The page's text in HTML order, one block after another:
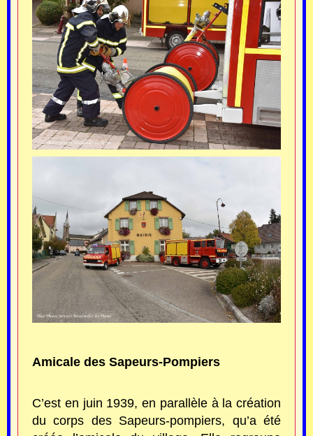
Amicale des Sapeurs-Pompiers
C’est en juin 1939, en parallèle à la création
du corps des Sapeurs-pompiers, qu’a été